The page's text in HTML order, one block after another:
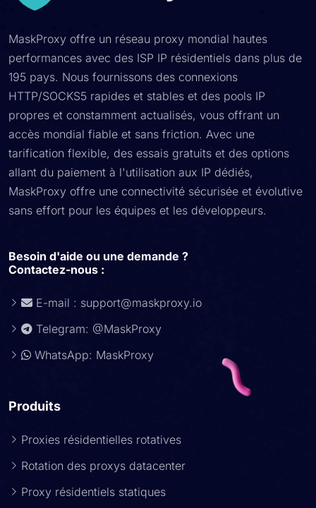
MaskProxy offre un réseau proxy mondial hautes
performances avec des ISP IP résidentiels dans plus de
195 pays. Nous fournissons des connexions
HTTP/SOCKS5 rapides et stables et des pools IP
propres et constamment actualisés, vous offrant un
accès mondial fiable et sans friction. Avec une
tarification flexible, des essais gratuits et des options
allant du paiement à l'utilisation aux IP dédiés,
MaskProxy offre une connectivité sécurisée et évolutive
sans effort pour les équipes et les développeurs.
Besoin d'aide ou une demande ?
Contactez-nous :
E-mail : support@maskproxy.io
Telegram: @MaskProxy
WhatsApp: MaskProxy
Produits
Proxies résidentielles rotatives
Rotation des proxys datacenter
Proxy résidentiels statiques